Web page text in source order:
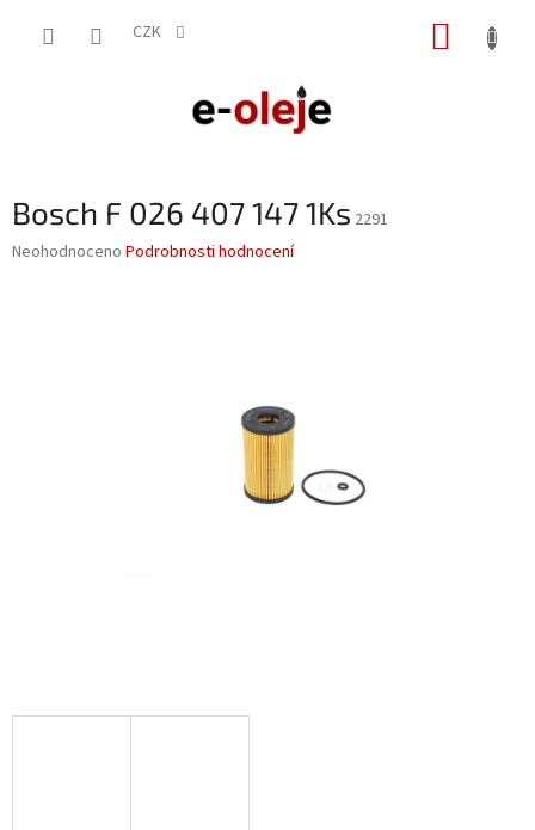
CZK
Bosch F 026 407 147 1Ks 2291
Průměrné
Neohodnoceno Podrobnosti hodnocení